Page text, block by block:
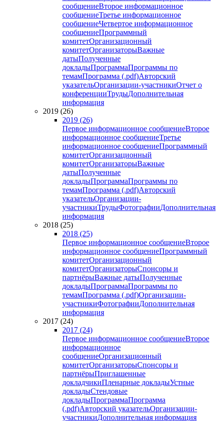
сообщениеВторое информационное
сообщениеТретье информационное
сообщениеЧетвертое информационное
сообщениеПрограммный
комитетОрганизационный
комитетОрганизаторыВажные
датыПолученные
докладыПрограммаПрограммы по
темамПрограмма (.pdf)Авторский
указательОрганизации-участникиОтчет о
конференцииТрудыДополнительная
информация
2019 (26)
2019 (26)
Первое информационное сообщениеВторое
информационное сообщениеТретье
информационное сообщениеПрограммный
комитетОрганизационный
комитетОрганизаторыВажные
датыПолученные
докладыПрограммаПрограммы по
темамПрограмма (.pdf)Авторский
указательОрганизации-
участникиТрудыФотографииДополнительная
информация
2018 (25)
2018 (25)
Первое информационное сообщениеВторое
информационное сообщениеПрограммный
комитетОрганизационный
комитетОрганизаторыСпонсоры и
партнёрыВажные датыПолученные
докладыПрограммаПрограммы по
темамПрограмма (.pdf)Организации-
участникиФотографииДополнительная
информация
2017 (24)
2017 (24)
Первое информационное сообщениеВторое
информационное
сообщениеОрганизационный
комитетОрганизаторыСпонсоры и
партнёрыПриглашенные
докладчикиПленарные докладыУстные
докладыСтендовые
докладыПрограммаПрограмма
(.pdf)Авторский указательОрганизации-
участникиДополнительная информация